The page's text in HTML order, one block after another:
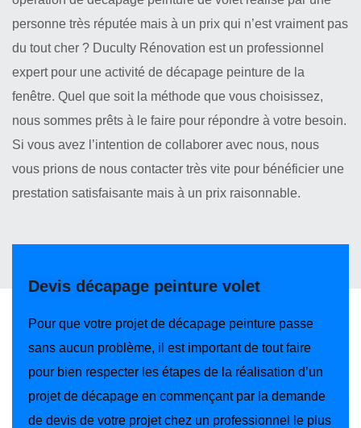
personne très réputée mais à un prix qui n’est vraiment pas
du tout cher ? Duculty Rénovation est un professionnel
expert pour une activité de décapage peinture de la
fenêtre. Quel que soit la méthode que vous choisissez,
nous sommes prêts à le faire pour répondre à votre besoin.
Si vous avez l’intention de collaborer avec nous, nous
vous prions de nous contacter très vite pour bénéficier une
prestation satisfaisante mais à un prix raisonnable.
Devis décapage peinture volet
Pour que votre projet de décapage peinture passe
sans aucun problème, il est important de tout faire
pour bien respecter les étapes de la réalisation d’un
projet de décapage en commençant par la demande
de devis de votre projet chez un professionnel le plus